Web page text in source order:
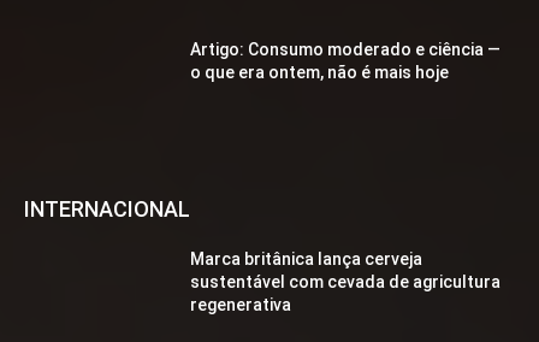
Artigo: Consumo moderado e ciência —
o que era ontem, não é mais hoje
INTERNACIONAL
Marca britânica lança cerveja
sustentável com cevada de agricultura
regenerativa